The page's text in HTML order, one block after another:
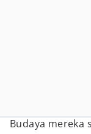
Budaya mereka